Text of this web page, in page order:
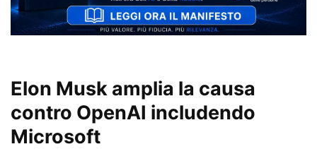
Elon Musk amplia la causa
contro OpenAI includendo
Microsoft